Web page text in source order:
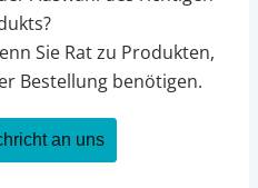
Sie Rat zu Produkten,
Bestellung benötigen.
an uns